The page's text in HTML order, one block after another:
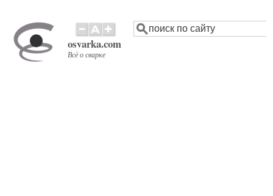
основному
содержанию
Поиск
osvarka.com
Всё о сварке